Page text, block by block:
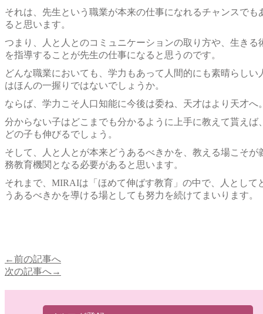
それは、先生という職業が本来の仕事になれるチャンスでも
ると思います。
つまり、人と人とのコミュニケーションの取り方や、生きる
を指導することが先生の仕事になると思うのです。
どんな職業においても、学力もあって人間的にも素晴らしい
はほんの一握りではないでしょうか。
ならば、学力こそ人口知能に今後は委ね、天才はより天才へ
分からない子はどこまでも分かるように上手に教えて貰えば
どの子も伸びるでしょう。
そして、人と人とが本来どうあるべきかを、教える場こそが
務教育機関となる必要があると思います。
それまで、MIRAIは「ほめて伸ばす教育」の中で、人として
うあるべきかを導ける場としても努力を続けてまいります。
←前の記事へ
次の記事へ→